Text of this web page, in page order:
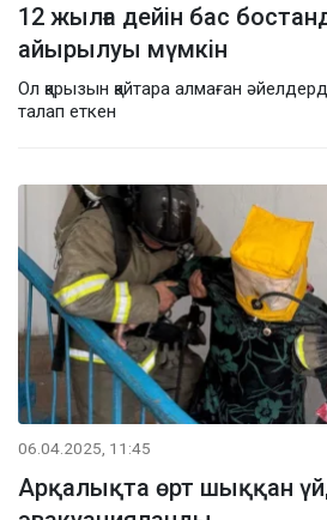
12 жылға дейін бас
айырылуы мүмкін
Ол қарызын қайтара алмаған
талап еткен
06.04.2025, 11:45
Арқалықта өрт шыққан